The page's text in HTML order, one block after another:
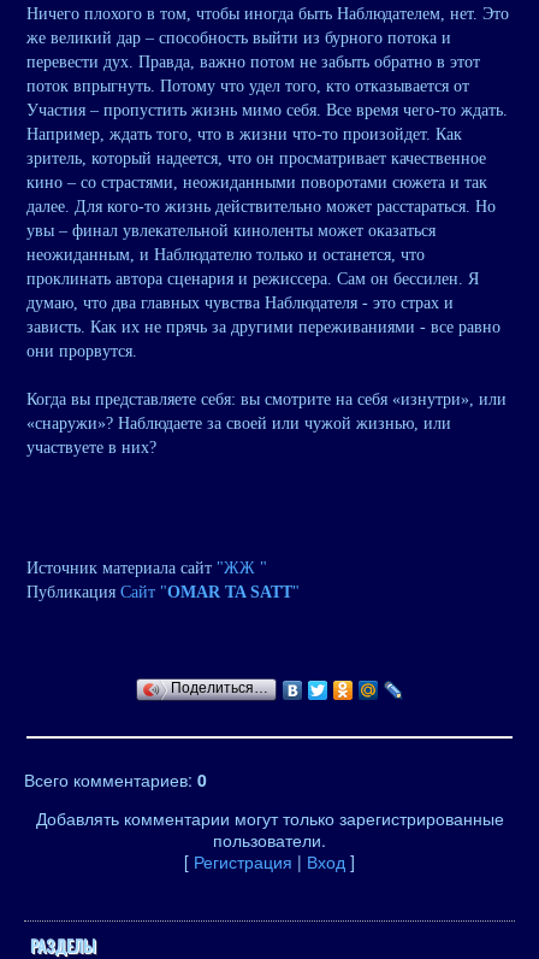
Ничего плохого в том, чтобы иногда быть Наблюдателем, нет. Это
же великий дар – способность выйти из бурного потока и
перевести дух. Правда, важно потом не забыть обратно в этот
поток впрыгнуть. Потому что удел того, кто отказывается от
Участия – пропустить жизнь мимо себя. Все время чего-то ждать.
Например, ждать того, что в жизни что-то произойдет. Как
зритель, который надеется, что он просматривает качественное
кино – со страстями, неожиданными поворотами сюжета и так
далее. Для кого-то жизнь действительно может расстараться. Но
увы – финал увлекательной киноленты может оказаться
неожиданным, и Наблюдателю только и останется, что
проклинать автора сценария и режиссера. Сам он бессилен. Я
думаю, что два главных чувства Наблюдателя - это страх и
зависть. Как их не прячь за другими переживаниями - все равно
они прорвутся.
Когда вы представляете себя: вы смотрите на себя «изнутри», или
«снаружи»? Наблюдаете за своей или чужой жизнью, или
участвуете в них?
Источник материала сайт "ЖЖ "
Публикация Сайт "OMAR TA SATT"
Поделиться…
Всего комментариев: 0
Добавлять комментарии могут только зарегистрированные
пользователи.
[ Регистрация | Вход ]
РАЗДЕЛЫ